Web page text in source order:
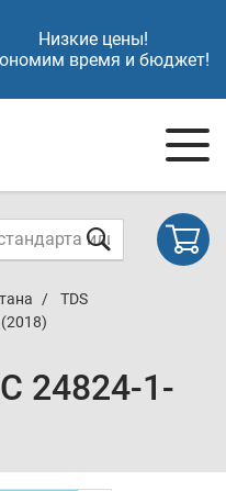
Низкие цены!
время и бюджет!
TDS
(2018)
24824-1-